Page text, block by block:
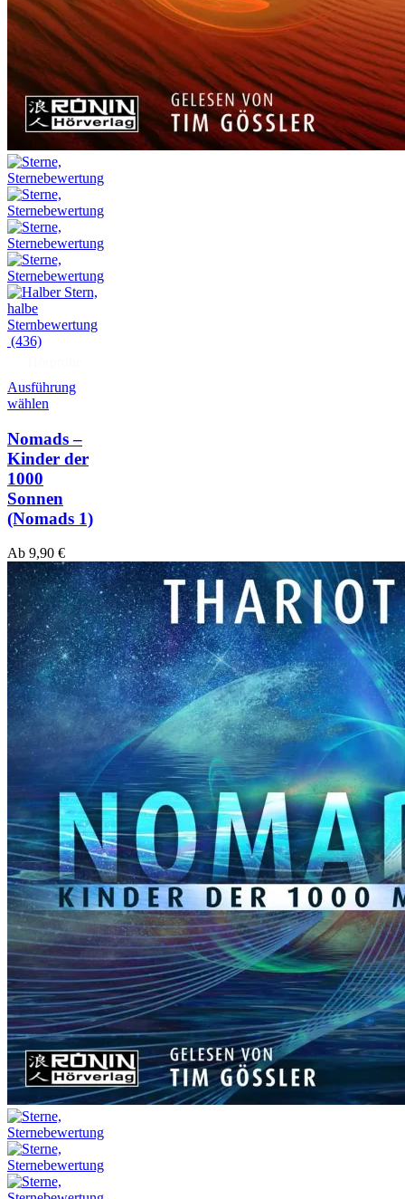
(436)
Ausführung
wählen
Nomads –
Kinder der
1000
Sonnen
(Nomads 1)
Ab 9,90 €